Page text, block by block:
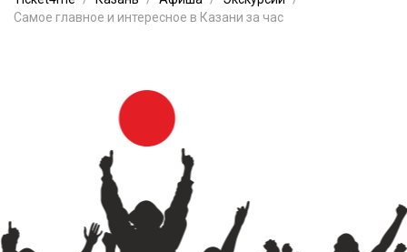
Самое главное и интересное в Казани за час